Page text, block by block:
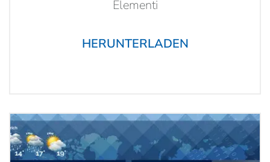
Elementi
HERUNTERLADEN